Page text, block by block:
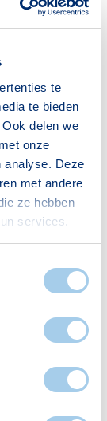
te
te bieden
delen we
onze
analyse. Deze
met andere
ze hebben
services.